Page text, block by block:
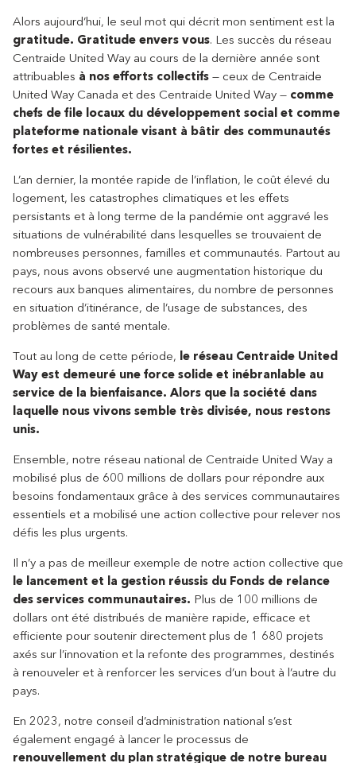
Alors aujourd’hui, le seul mot qui décrit mon sentiment est la
gratitude. Gratitude envers vous. Les succès du réseau
Centraide United Way au cours de la dernière année sont
attribuables à nos efforts collectifs — ceux de Centraide
United Way Canada et des Centraide United Way — comme
chefs de file locaux du développement social et comme
plateforme nationale visant à bâtir des communautés
fortes et résilientes.
L’an dernier, la montée rapide de l’inflation, le coût élevé du
logement, les catastrophes climatiques et les effets
persistants et à long terme de la pandémie ont aggravé les
situations de vulnérabilité dans lesquelles se trouvaient de
nombreuses personnes, familles et communautés. Partout au
pays, nous avons observé une augmentation historique du
recours aux banques alimentaires, du nombre de personnes
en situation d’itinérance, de l’usage de substances, des
problèmes de santé mentale.
Tout au long de cette période, le réseau Centraide United
Way est demeuré une force solide et inébranlable au
service de la bienfaisance. Alors que la société dans
laquelle nous vivons semble très divisée, nous restons
unis.
Ensemble, notre réseau national de Centraide United Way a
mobilisé plus de 600 millions de dollars pour répondre aux
besoins fondamentaux grâce à des services communautaires
essentiels et a mobilisé une action collective pour relever nos
défis les plus urgents.
Il n’y a pas de meilleur exemple de notre action collective que
le lancement et la gestion réussis du Fonds de relance
des services communautaires. Plus de 100 millions de
dollars ont été distribués de manière rapide, efficace et
efficiente pour soutenir directement plus de 1 680 projets
axés sur l’innovation et la refonte des programmes, destinés
à renouveler et à renforcer les services d’un bout à l’autre du
pays.
En 2023, notre conseil d’administration national s’est
également engagé à lancer le processus de
renouvellement du plan stratégique de notre bureau